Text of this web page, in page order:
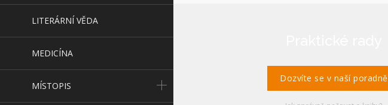
LITERÁRNÍ VĚDA
MEDICÍNA
MÍSTOPIS
Dozvíte se v naší poradně